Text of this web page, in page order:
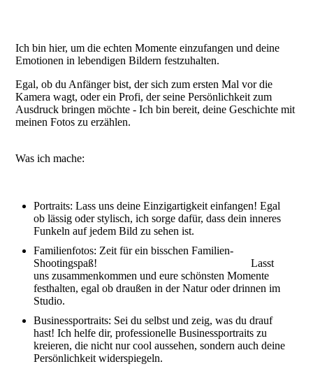
Ich bin hier, um die echten Momente einzufangen und deine
Emotionen in lebendigen Bildern festzuhalten.
Egal, ob du Anfänger bist, der sich zum ersten Mal vor die
Kamera wagt, oder ein Profi, der seine Persönlichkeit zum
Ausdruck bringen möchte - Ich bin bereit, deine Geschichte mit
meinen Fotos zu erzählen.
Was ich mache:
Portraits: Lass uns deine Einzigartigkeit einfangen! Egal
ob lässig oder stylisch, ich sorge dafür, dass dein inneres
Funkeln auf jedem Bild zu sehen ist.
Familienfotos: Zeit für ein bisschen Familien-
Shootingspaß! Lasst
uns zusammenkommen und eure schönsten Momente
festhalten, egal ob draußen in der Natur oder drinnen im
Studio.
Businessportraits: Sei du selbst und zeig, was du drauf
hast! Ich helfe dir, professionelle Businessportraits zu
kreieren, die nicht nur cool aussehen, sondern auch deine
Persönlichkeit widerspiegeln.